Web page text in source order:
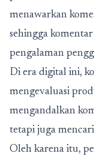
menawarkan
sehingga
pengalaman
Di era digital ini,
mengevaluasi
mengandalkan
tetapi juga
Oleh karena itu,